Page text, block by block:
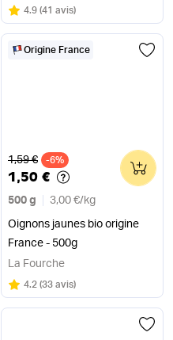
Note
4.9 sur 5
(41 avis)
Origine France
Ancien prix
1,59 € -6%
1,50 €
500 g 3,00 €/ kg
Oignons jaunes bio origine
France - 500g
0
La Fourche
Note
4.2 sur 5
(33 avis)